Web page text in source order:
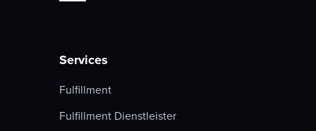
Services
Fulfillment
Fulfillment Dienstleister